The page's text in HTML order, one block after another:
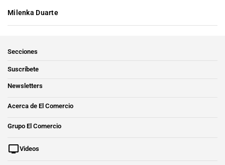
Milenka Duarte
Secciones
Suscríbete
Newsletters
Acerca de El Comercio
Grupo El Comercio
Videos